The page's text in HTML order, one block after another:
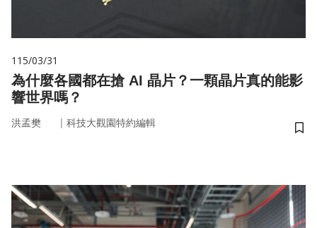
115/03/31
為什麼各國都在搶 AI 晶片？一顆晶片真的能影
響世界嗎？
洪孟樊 ｜ 科技大觀園特約編輯
儲